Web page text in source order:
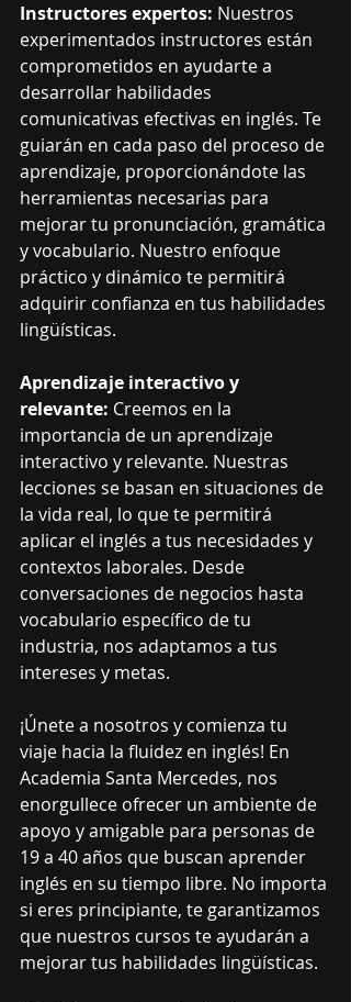
Instructores expertos: Nuestros
experimentados instructores están
comprometidos en ayudarte a
desarrollar habilidades
comunicativas efectivas en inglés. Te
guiarán en cada paso del proceso de
aprendizaje, proporcionándote las
herramientas necesarias para
mejorar tu pronunciación, gramática
y vocabulario. Nuestro enfoque
práctico y dinámico te permitirá
adquirir confianza en tus habilidades
lingüísticas.
Aprendizaje interactivo y
relevante: Creemos en la
importancia de un aprendizaje
interactivo y relevante. Nuestras
lecciones se basan en situaciones de
la vida real, lo que te permitirá
aplicar el inglés a tus necesidades y
contextos laborales. Desde
conversaciones de negocios hasta
vocabulario específico de tu
industria, nos adaptamos a tus
intereses y metas.
¡Únete a nosotros y comienza tu
viaje hacia la fluidez en inglés! En
Academia Santa Mercedes, nos
enorgullece ofrecer un ambiente de
apoyo y amigable para personas de
19 a 40 años que buscan aprender
inglés en su tiempo libre. No importa
si eres principiante, te garantizamos
que nuestros cursos te ayudarán a
mejorar tus habilidades lingüísticas.